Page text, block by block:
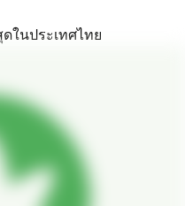
ในประเทศไทย